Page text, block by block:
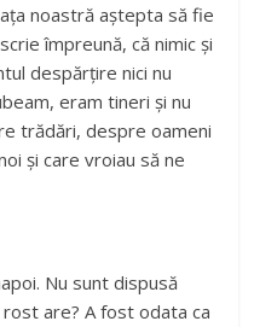
noastră aștepta să fie
împreună, că nimic și
despărțire nici nu
eram tineri și nu
trădări, despre oameni
și care vroiau să ne
Nu sunt dispusă
are? A fost odata ca